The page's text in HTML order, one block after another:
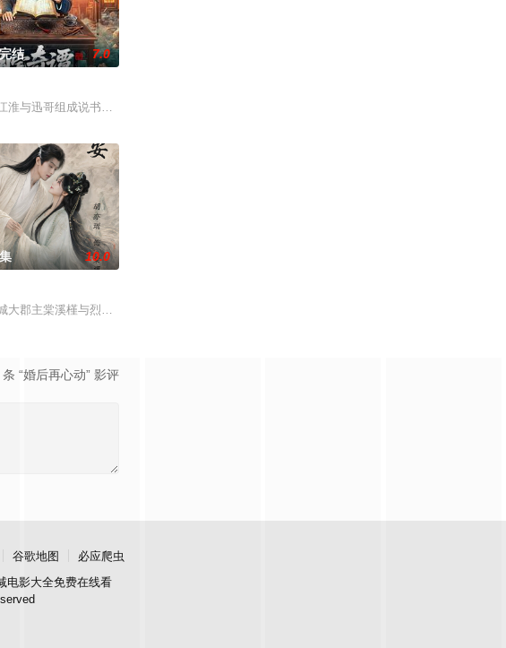
卧底电诈
忽然对他说：“江逾白，我喜欢你，哲学和生
结 7.0
淮与迅哥组成说书班子，偶遇“白天人住屋，晚上鬼占房”的阴阳宅，江淮被掳走配
境中长大
的“夏令营”完成复仇的受害者；临终前与
10.0
大郡主棠溪槿与烈云峥之间曲折动人的情感，以及他们在复杂局势中坚守初心、勇敢
条 “婚后再心动” 影评
谷歌地图
必应爬虫
电影大全免费在线看